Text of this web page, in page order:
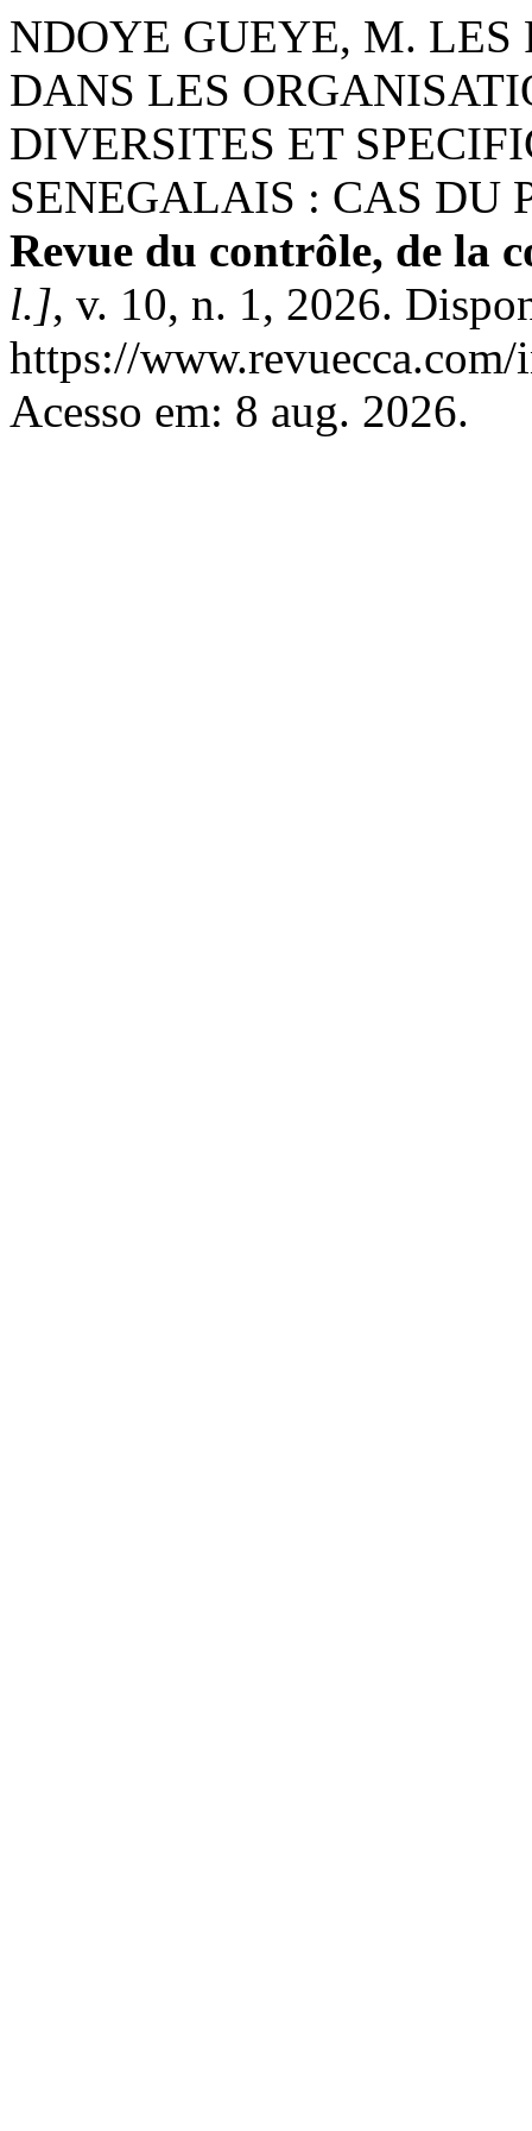
NDOYE GUEYE, M. LES
DANS LES
DIVERSITES ET
SENEGALAIS : CAS DU
Revue du contrôle, de la
l.], v. 10, n. 1, 2026.
https://
Acesso em: 8 aug. 2026.